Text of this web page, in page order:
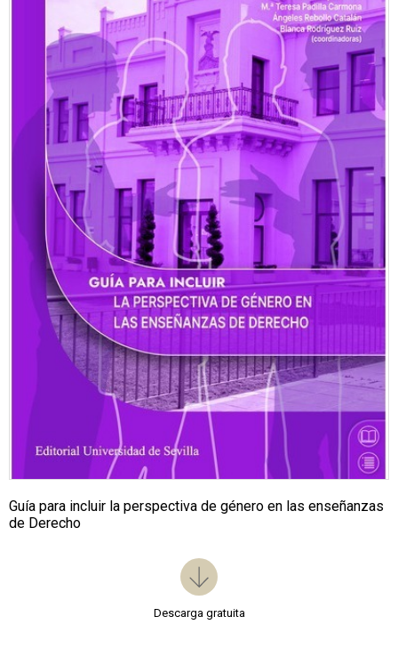
Guía para incluir la perspectiva de género en las enseñanzas
de Derecho
Descarga gratuita